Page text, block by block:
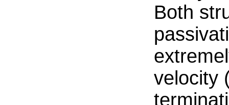
Both
velocity